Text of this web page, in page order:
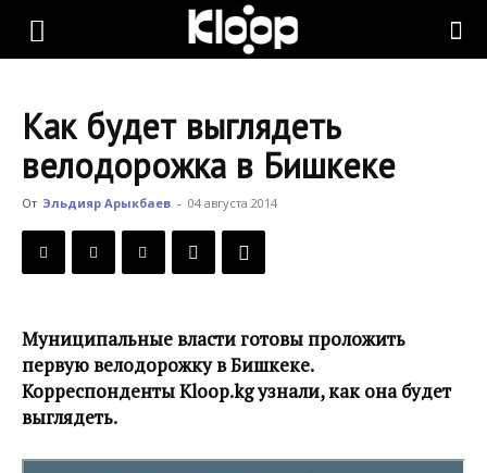
KLOOP.KG
Новости
Как будет выглядеть
велодорожка в Бишкеке
От Эльдияр Арыкбаев - 04 августа 2014
Муниципальные власти готовы проложить
первую велодорожку в Бишкеке.
Корреспонденты Kloop.kg узнали, как она будет
выглядеть.